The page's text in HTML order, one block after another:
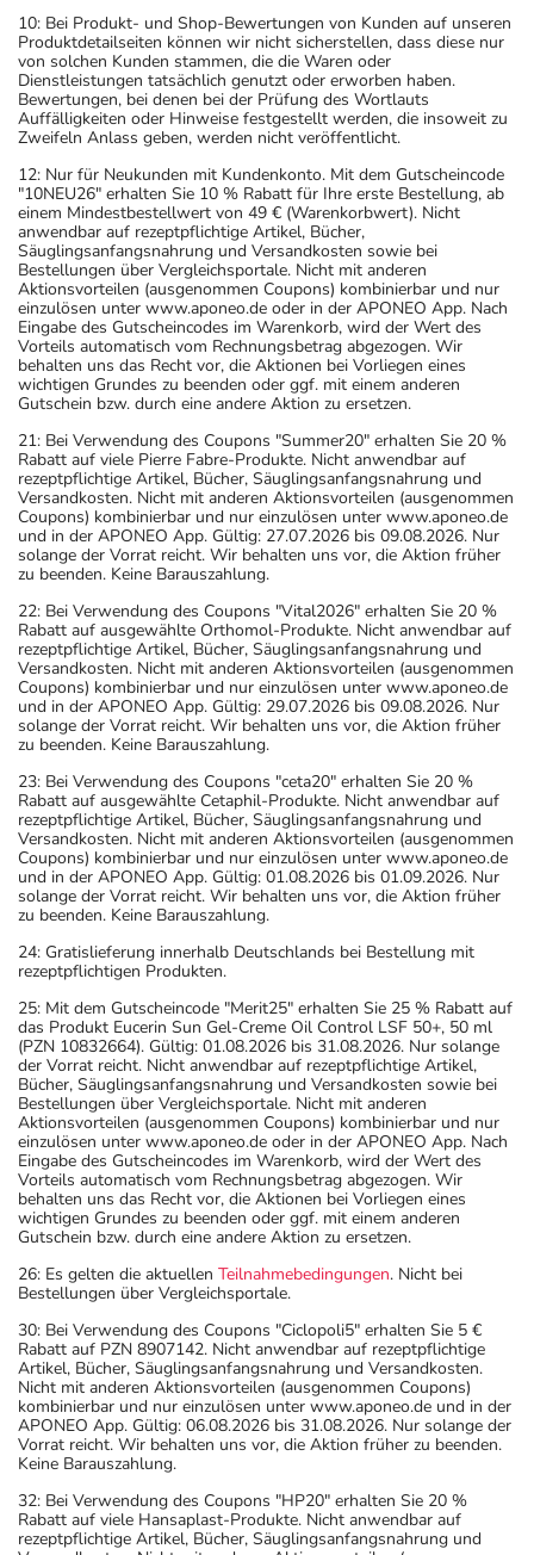
Wechselwirkungen auftreten. Sie sollten deswegen
generell vor der Behandlung mit einem neuen
Arzneimittel jedes andere, das Sie bereits anwenden,
dem Arzt oder Apotheker angeben. Das gilt auch für
Arzneimittel, die Sie selbst kaufen, nur gelegentlich
zurückliegt.
Bitte verwenden Sie dieses Arzneimittel nicht mehr nach
dem auf der Packung oder der Umverpackung
angegebenen Verfallsdatum. Das Verfallsdatum bezieht
sich auf den letzten Tag des angegebenen Monats.
10: Bei Produkt- und Shop-Bewertungen von Kunden auf unseren
Produktdetailseiten können wir nicht sicherstellen, dass diese nur
von solchen Kunden stammen, die die Waren oder
Dienstleistungen tatsächlich genutzt oder erworben haben.
Bewertungen, bei denen bei der Prüfung des Wortlauts
Auffälligkeiten oder Hinweise festgestellt werden, die insoweit zu
Zweifeln Anlass geben, werden nicht veröffentlicht.
12: Nur für Neukunden mit Kundenkonto. Mit dem Gutscheincode
"10NEU26" erhalten Sie 10 % Rabatt für Ihre erste Bestellung, ab
einem Mindestbestellwert von 49 € (Warenkorbwert). Nicht
anwendbar auf rezeptpflichtige Artikel, Bücher,
Säuglingsanfangsnahrung und Versandkosten sowie bei
Bestellungen über Vergleichsportale. Nicht mit anderen
Aktionsvorteilen (ausgenommen Coupons) kombinierbar und nur
einzulösen unter www.aponeo.de oder in der APONEO App. Nach
Eingabe des Gutscheincodes im Warenkorb, wird der Wert des
Vorteils automatisch vom Rechnungsbetrag abgezogen. Wir
behalten uns das Recht vor, die Aktionen bei Vorliegen eines
wichtigen Grundes zu beenden oder ggf. mit einem anderen
Gutschein bzw. durch eine andere Aktion zu ersetzen.
21: Bei Verwendung des Coupons "Summer20" erhalten Sie 20 %
Rabatt auf viele Pierre Fabre-Produkte. Nicht anwendbar auf
rezeptpflichtige Artikel, Bücher, Säuglingsanfangsnahrung und
Versandkosten. Nicht mit anderen Aktionsvorteilen (ausgenommen
Coupons) kombinierbar und nur einzulösen unter www.aponeo.de
und in der APONEO App. Gültig: 27.07.2026 bis 09.08.2026. Nur
solange der Vorrat reicht. Wir behalten uns vor, die Aktion früher
zu beenden. Keine Barauszahlung.
22: Bei Verwendung des Coupons "Vital2026" erhalten Sie 20 %
Rabatt auf ausgewählte Orthomol-Produkte. Nicht anwendbar auf
rezeptpflichtige Artikel, Bücher, Säuglingsanfangsnahrung und
Versandkosten. Nicht mit anderen Aktionsvorteilen (ausgenommen
Coupons) kombinierbar und nur einzulösen unter www.aponeo.de
und in der APONEO App. Gültig: 29.07.2026 bis 09.08.2026. Nur
solange der Vorrat reicht. Wir behalten uns vor, die Aktion früher
zu beenden. Keine Barauszahlung.
23: Bei Verwendung des Coupons "ceta20" erhalten Sie 20 %
Rabatt auf ausgewählte Cetaphil-Produkte. Nicht anwendbar auf
rezeptpflichtige Artikel, Bücher, Säuglingsanfangsnahrung und
Versandkosten. Nicht mit anderen Aktionsvorteilen (ausgenommen
Coupons) kombinierbar und nur einzulösen unter www.aponeo.de
und in der APONEO App. Gültig: 01.08.2026 bis 01.09.2026. Nur
solange der Vorrat reicht. Wir behalten uns vor, die Aktion früher
zu beenden. Keine Barauszahlung.
24: Gratislieferung innerhalb Deutschlands bei Bestellung mit
rezeptpflichtigen Produkten.
25: Mit dem Gutscheincode "Merit25" erhalten Sie 25 % Rabatt auf
das Produkt Eucerin Sun Gel-Creme Oil Control LSF 50+, 50 ml
(PZN 10832664). Gültig: 01.08.2026 bis 31.08.2026. Nur solange
der Vorrat reicht. Nicht anwendbar auf rezeptpflichtige Artikel,
Bücher, Säuglingsanfangsnahrung und Versandkosten sowie bei
Bestellungen über Vergleichsportale. Nicht mit anderen
Aktionsvorteilen (ausgenommen Coupons) kombinierbar und nur
einzulösen unter www.aponeo.de oder in der APONEO App. Nach
Eingabe des Gutscheincodes im Warenkorb, wird der Wert des
Vorteils automatisch vom Rechnungsbetrag abgezogen. Wir
behalten uns das Recht vor, die Aktionen bei Vorliegen eines
wichtigen Grundes zu beenden oder ggf. mit einem anderen
Gutschein bzw. durch eine andere Aktion zu ersetzen.
26: Es gelten die aktuellen Teilnahmebedingungen. Nicht bei
Bestellungen über Vergleichsportale.
30: Bei Verwendung des Coupons "Ciclopoli5" erhalten Sie 5 €
Rabatt auf PZN 8907142. Nicht anwendbar auf rezeptpflichtige
Artikel, Bücher, Säuglingsanfangsnahrung und Versandkosten.
Nicht mit anderen Aktionsvorteilen (ausgenommen Coupons)
kombinierbar und nur einzulösen unter www.aponeo.de und in der
APONEO App. Gültig: 06.08.2026 bis 31.08.2026. Nur solange der
Vorrat reicht. Wir behalten uns vor, die Aktion früher zu beenden.
Keine Barauszahlung.
32: Bei Verwendung des Coupons "HP20" erhalten Sie 20 %
Rabatt auf viele Hansaplast-Produkte. Nicht anwendbar auf
rezeptpflichtige Artikel, Bücher, Säuglingsanfangsnahrung und